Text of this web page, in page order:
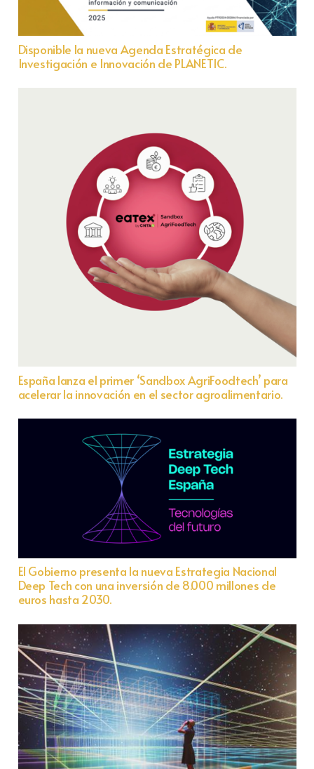
Disponible la nueva Agenda Estratégica de
Investigación e Innovación de PLANETIC.
España lanza el primer ‘Sandbox AgriFoodtech’ para
acelerar la innovación en el sector agroalimentario.
El Gobierno presenta la nueva Estrategia Nacional
Deep Tech con una inversión de 8.000 millones de
euros hasta 2030.